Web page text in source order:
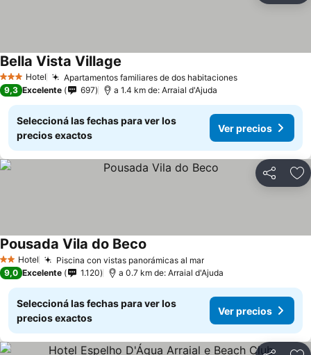
3 Estrellas
Hotel Apartamentos familiares de dos habitaciones
Bella Vista Village
9,3 Excelente 697 a 1.4 km de: Arraial d'Ajuda
Seleccioná las fechas para ver los
precios exactos
Ver precios
Compartir
2 Estrellas
Hotel Piscina con vistas panorámicas al mar
Pousada Vila do Beco
9,0 Excelente 1.120 a 0.7 km de: Arraial d'Ajuda
Seleccioná las fechas para ver los
precios exactos
Ver precios